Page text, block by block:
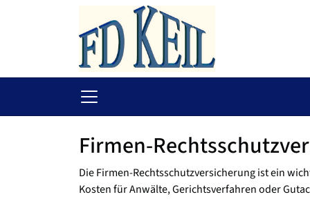
Firmen-
Die Firmen-Rechtsschutzversicherung ist ein
Kosten für Anwälte, Gerichtsverfahren oder